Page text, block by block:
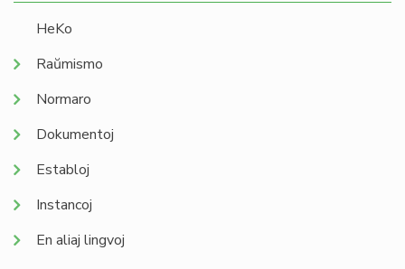
HeKo
Raŭmismo
Normaro
Dokumentoj
Establoj
Instancoj
En aliaj lingvoj